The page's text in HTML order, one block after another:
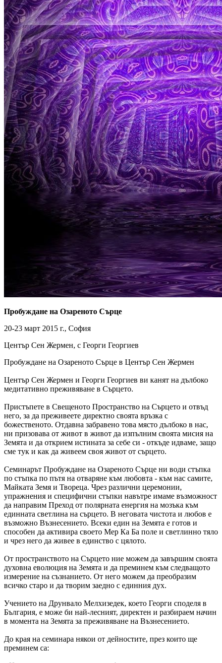
Пробуждане на Озареното Сърце
20-23 март 2015 г., София
Център Сен Жермен, с Георги Георгиев
Пробуждане на Озареното Сърце в Център Сен Жермен
Център Сен Жермен и Георги Георгиев ви канят на дълбоко
медитативно преживяване в Сърцето.
Пристъпете в Свещеното Пространство на Сърцето и отвъд
него, за да преживеете директно своята връзка с
божественото. Отдавна забравено това място дълбоко в нас,
ни призовава от живот в живот да изпълним своята мисия на
Земята и да открием истината за себе си - откъде идваме, защо
сме тук и как да живеем своя живот от сърцето.
Семинарът Пробуждане на Озареното Сърце ни води стъпка
по стъпка по пътя на отваряне към любовта - към нас самите,
Майката Земя и Твореца. Чрез различни церемонии,
упражнения и специфични стъпки навътре имаме възможност
да направим Преход от полярната енергия на мозъка към
единната светлина на сърцето. В неговата чистота и любов е
възможно Възнесението. Всеки един на Земята е готов и
способен да активира своето Мер Ка Ба поле и светлинно тяло
и чрез него да живее в единство с цялото.
От пространството на Сърцето ние можем да завършим своята
духовна еволюция на Земята и да преминем към следващото
измерение на съзнанието. От него можем да преобразим
всичко старо и да творим заедно с единния дух.
Учението на Друнвало Мелхизедек, което Георги споделя в
България, е може би най-лесният, директен и разбираем начин
в момента на Земята за преживяване на Възнесението.
До края на семинара някои от дейностите, през които ще
преминем са: